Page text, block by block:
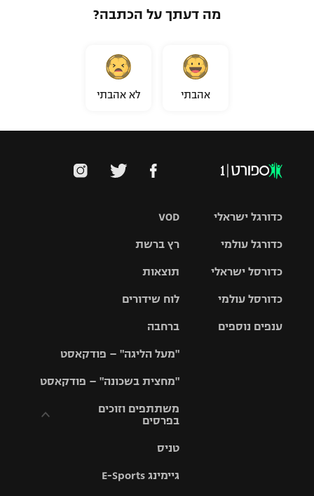
מה דעתך על הכתבה?
אהבתי לא אהבתי
VOD
רץ ברשת
תוצאות
לוח שידורים
ברחבה
"מעל הליגה" – פודקאסט
"מחצית בשכונה" – פודקאסט
משתתפים וזוכים
בפרסים
וזוכים בפרסים
טניס
גיימינג E-Sports
כדורגל ישראלי
גביע הטוטו
כדורגל עולמי
האלופות
ליגה
כדורסל ישראלי
סל
כדורסל עולמי
ענפים נוספים